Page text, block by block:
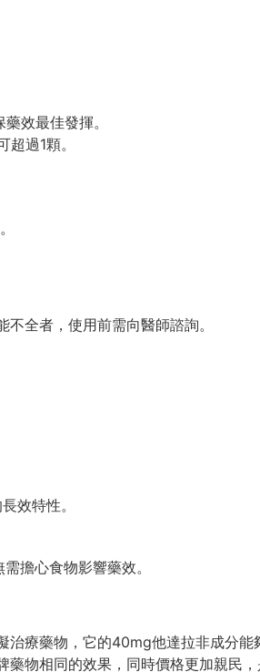
效最佳發揮。
過1顆。
全者，使用前需向醫師諮詢。
效特性。
擔心食物影響藥效。
療藥物，它的40mg他達拉非成分
物相同的效果，同時價格更加親民，